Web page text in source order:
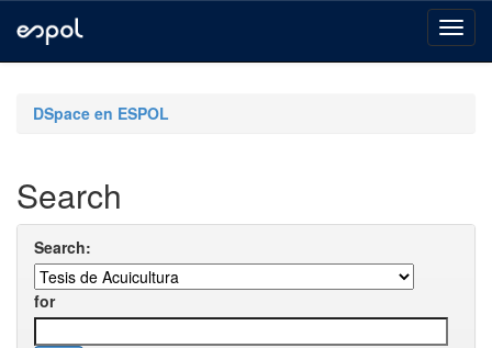
navigationDSpace en ESPOL
Search
Search:
for